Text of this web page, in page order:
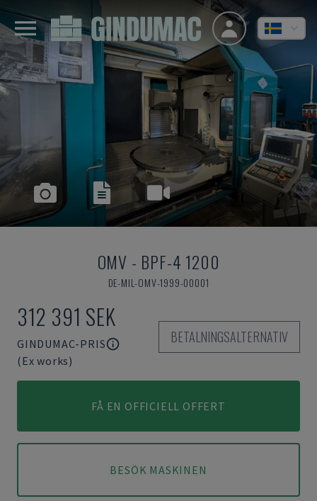
OMV - BPF-4 1200
DE-MIL-OMV-1999-00001
312 391 SEK
GINDUMAC-PRIS
(Ex works)
BETALNINGSALTERNATIV
FÅ EN OFFICIELL OFFERT
BESÖK MASKINEN